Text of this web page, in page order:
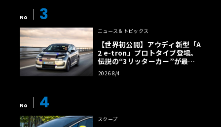
No 3
ニュース＆トピックス
【世界初公開】アウディ新型「A
2 e-tron」プロトタイプ登場。
伝説の“3リッターカー”が最高
効率エントリーBEVとして復活
【画像38枚】
2026 8/4
No 4
スクープ